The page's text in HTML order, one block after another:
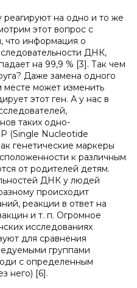
на одно и то же
этот вопрос с
что информация о
ДНК,
на 99,9 % [3]. Так чем
Даже замена одного
может изменить
этот ген. А у нас в
таких одно-
(Single Nucleotide
генетические маркеры
к различным
от родителей детям.
ДНК у людей
происходит
реакции в ответ на
и т. п. Огромное
исследованиях
для сравнения
группами
с определенным
него) [6].